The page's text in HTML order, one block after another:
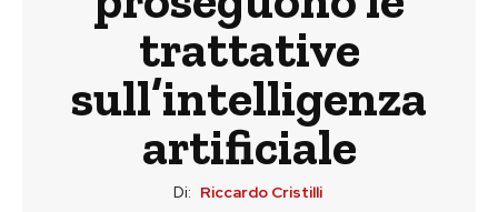
trattative
sull’intelligenza
artificiale
Di: Riccardo Cristilli